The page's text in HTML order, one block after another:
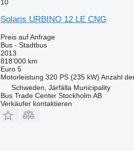
10
Solaris URBINO 12 LE CNG
Preis auf Anfrage
Bus - Stadtbus
2013
818’000 km
Euro 5
Motorleistung 320 PS (235 kW) Anzahl
Schweden, Järfälla Municipality
Bus Trade Center Stockholm AB
Verkäufer kontaktieren